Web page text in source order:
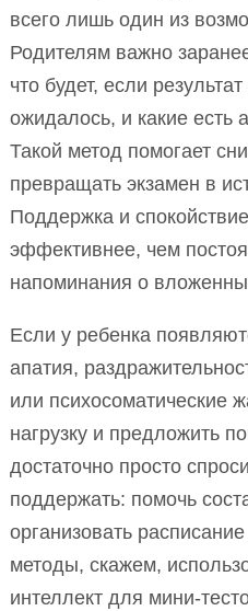
всего лишь один из
Родителям важно
что будет, если
ожидалось, и какие есть
Такой метод помогает
превращать экзамен в
Поддержка и
эффективнее, чем
напоминания о
Если у ребенка
апатия,
или психосоматические
нагрузку и предложить
достаточно просто
поддержать: помочь
организовать
методы, скажем,
интеллект для мини-